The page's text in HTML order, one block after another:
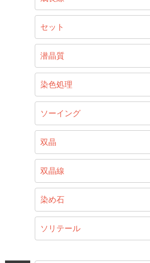
セット
潜晶質
染色処理
ソーイング
双晶
双晶線
染め石
ソリテール